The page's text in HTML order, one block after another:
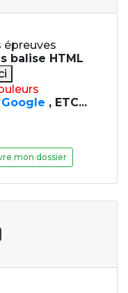
épreuves
balise HTML
, ETC...
mon dossier